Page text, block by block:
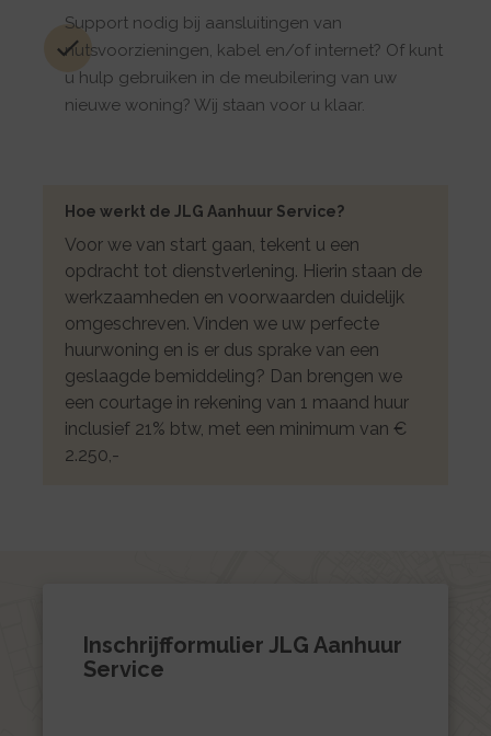
Support nodig bij aansluitingen van
nutsvoorzieningen, kabel en/of internet? Of kunt
u hulp gebruiken in de meubilering van uw
nieuwe woning? Wij staan voor u klaar.
Hoe werkt de JLG Aanhuur Service?
Voor we van start gaan, tekent u een
opdracht tot dienstverlening. Hierin staan de
werkzaamheden en voorwaarden duidelijk
omgeschreven. Vinden we uw perfecte
huurwoning en is er dus sprake van een
geslaagde bemiddeling? Dan brengen we
een courtage in rekening van 1 maand huur
inclusief 21% btw, met een minimum van €
2.250,-
Inschrijfformulier JLG Aanhuur
Service